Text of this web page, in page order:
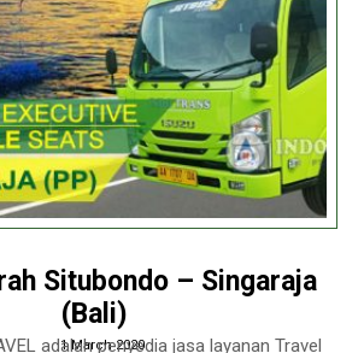
Situbondo – Singaraja
(Bali)
1 March 2020
adalah penyedia jasa layanan Travel